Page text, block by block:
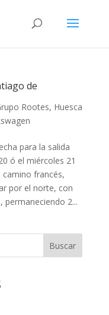
de
Rootes, Huesca
para la salida
ó el miércoles 21
camino francés,
por el norte, con
permaneciendo 2...
Buscar